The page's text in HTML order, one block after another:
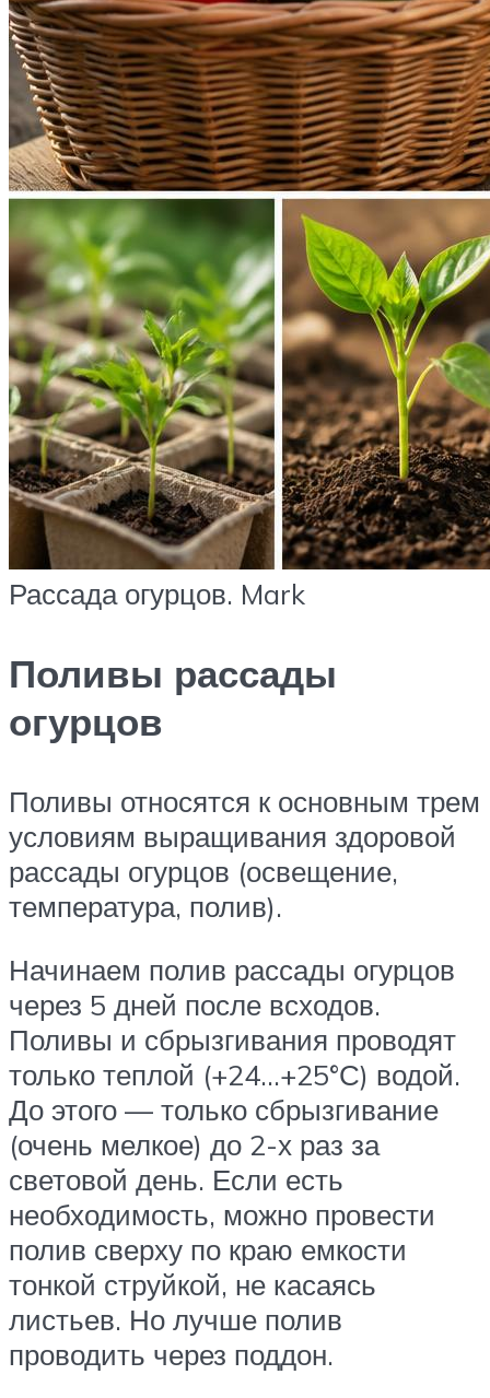
Рассада огурцов. Mark
Поливы рассады
огурцов
Поливы относятся к основным трем
условиям выращивания здоровой
рассады огурцов (освещение,
температура, полив).
Начинаем полив рассады огурцов
через 5 дней после всходов.
Поливы и сбрызгивания проводят
только теплой (+24…+25°С) водой.
До этого — только сбрызгивание
(очень мелкое) до 2-х раз за
световой день. Если есть
необходимость, можно провести
полив сверху по краю емкости
тонкой струйкой, не касаясь
листьев. Но лучше полив
проводить через поддон.